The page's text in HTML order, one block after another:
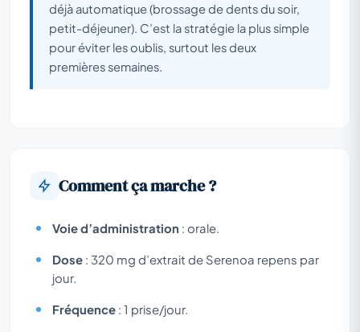
déjà automatique (brossage de dents du soir,
petit-déjeuner). C’est la stratégie la plus simple
pour éviter les oublis, surtout les deux
premières semaines.
Comment ça marche ?
Voie d’administration : orale.
Dose : 320 mg d’extrait de Serenoa repens par
jour.
Fréquence : 1 prise/jour.